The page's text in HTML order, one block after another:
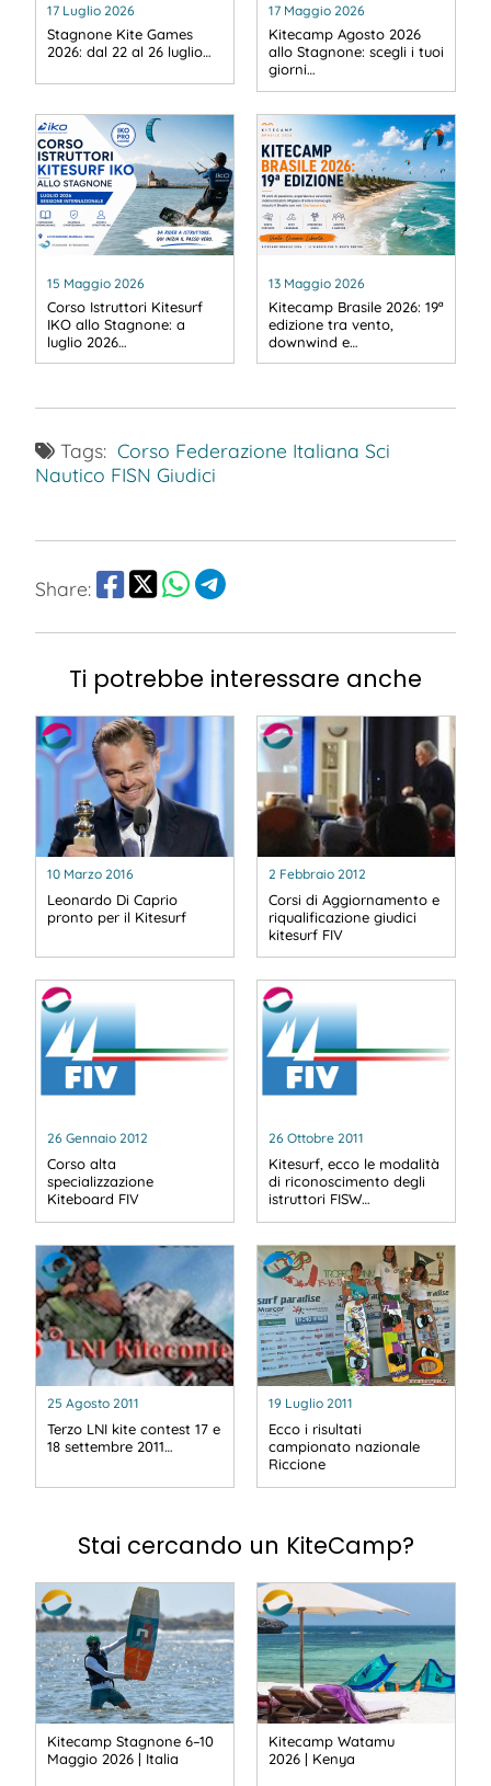
17 Luglio 2026
Stagnone Kite Games
2026: dal 22 al 26 luglio…
17 Maggio 2026
Kitecamp Agosto 2026
allo Stagnone: scegli i tuoi
giorni…
15 Maggio 2026
Corso Istruttori Kitesurf
IKO allo Stagnone: a
luglio 2026…
13 Maggio 2026
Kitecamp Brasile 2026: 19ª
edizione tra vento,
downwind e…
Tags: Corso Federazione Italiana Sci
Nautico FISN Giudici
Share:
Ti potrebbe interessare anche
10 Marzo 2016
Leonardo Di Caprio
pronto per il Kitesurf
2 Febbraio 2012
Corsi di Aggiornamento e
riqualificazione giudici
kitesurf FIV
26 Gennaio 2012
Corso alta
specializzazione
Kiteboard FIV
26 Ottobre 2011
Kitesurf, ecco le modalità
di riconoscimento degli
istruttori FISW…
25 Agosto 2011
Terzo LNI kite contest 17 e
18 settembre 2011…
19 Luglio 2011
Ecco i risultati
campionato nazionale
Riccione
Stai cercando un KiteCamp?
Kitecamp Stagnone 6–10
Maggio 2026 | Italia
Kitecamp Watamu
2026 | Kenya